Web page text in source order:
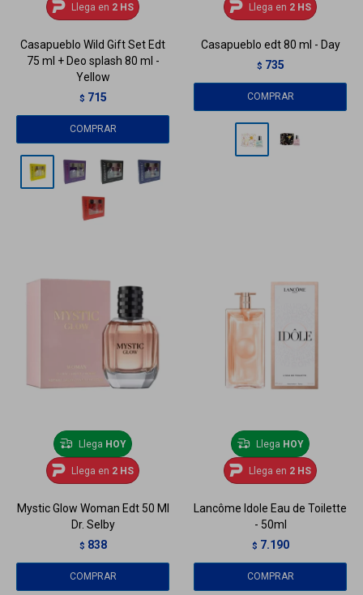
Llega en 2 HS
Casapueblo Wild Gift Set Edt
75 ml + Deo splash 80 ml -
Yellow
$ 715
Llega en 2 HS
Casapueblo edt 80 ml - Day
$ 735
Llega HOY
Llega en 2 HS
Mystic Glow Woman Edt 50 Ml
Dr. Selby
$ 838
Llega HOY
Llega en 2 HS
Lancôme Idole Eau de Toilette
- 50ml
$ 7.190